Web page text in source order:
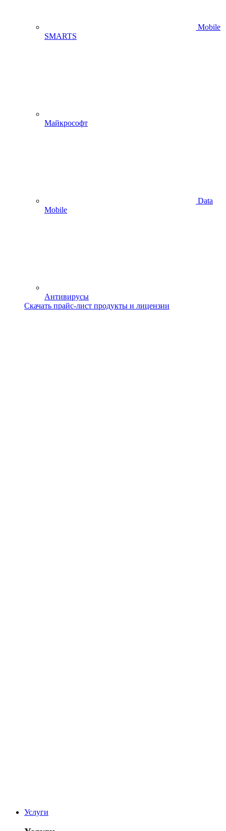
Mobile
SMARTS
Майкрософт
Data
Mobile
Антивирусы
Скачать прайс-лист продукты и лицензии
Услуги